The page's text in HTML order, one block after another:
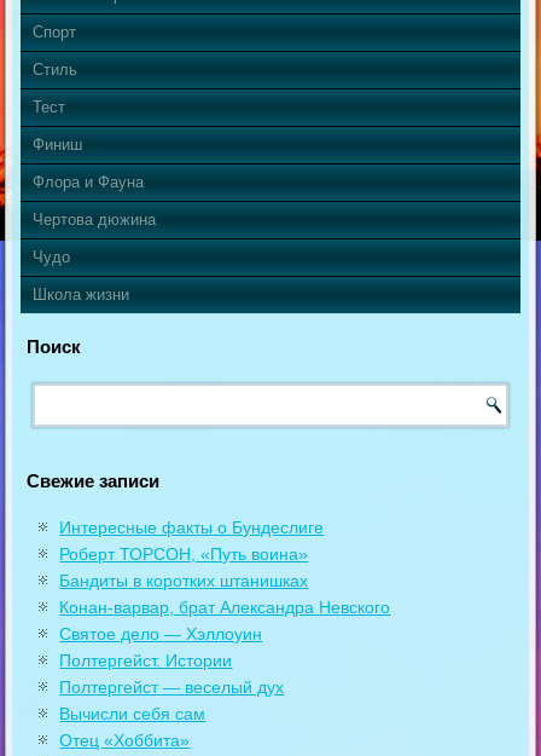
Спорт
Стиль
Тест
Финиш
Флора и Фауна
Чертова дюжина
Чудо
Школа жизни
Поиск
Свежие записи
Интересные факты о Бундеслиге
Роберт ТОРСОН, «Путь воина»
Бандиты в коротких штанишках
Конан-варвар, брат Александра Невского
Святое дело — Хэллоуин
Полтергейст. Истории
Полтергейст — веселый дух
Вычисли себя сам
Отец «Хоббита»